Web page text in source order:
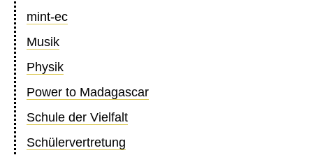
mint-ec
Musik
Physik
Power to Madagascar
Schule der Vielfalt
Schülervertretung